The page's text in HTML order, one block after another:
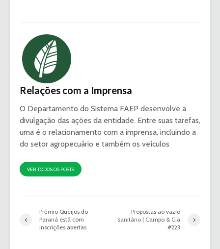
Relações com a Imprensa
O Departamento do Sistema FAEP desenvolve a
divulgação das ações da entidade. Entre suas tarefas,
uma é o relacionamento com a imprensa, incluindo a
do setor agropecuário e também os veículos
VER TODOS OS POSTS
Prêmio Queijos do
Paraná está com
inscrições abertas
Propostas ao vazio
sanitário | Campo & Cia
#223